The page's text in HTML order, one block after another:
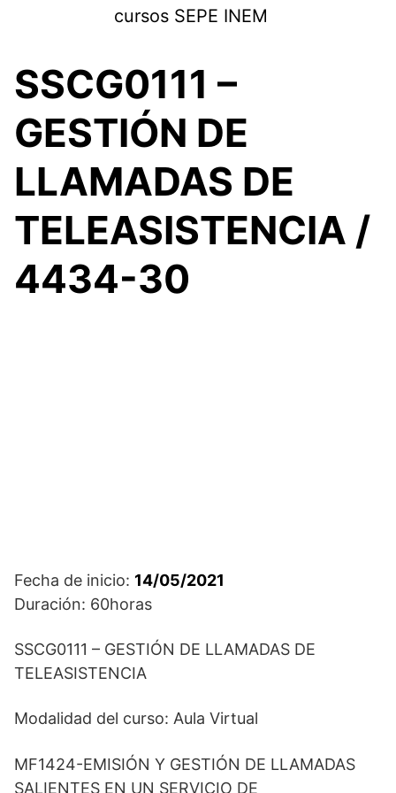
cursos SEPE INEM
SSCG0111 –
GESTIÓN DE
LLAMADAS DE
TELEASISTENCIA /
4434-30
Fecha de inicio: 14/05/2021
Duración: 60horas
SSCG0111 – GESTIÓN DE LLAMADAS DE
TELEASISTENCIA
Modalidad del curso: Aula Virtual
MF1424-EMISIÓN Y GESTIÓN DE LLAMADAS
SALIENTES EN UN SERVICIO DE